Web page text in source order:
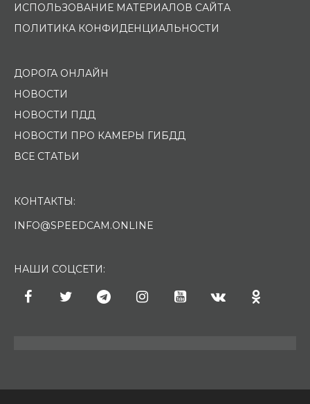
ИСПОЛЬЗОВАНИЕ МАТЕРИАЛОВ САЙТА
ПОЛИТИКА КОНФИДЕНЦИАЛЬНОСТИ
ДОРОГА ОНЛАЙН
НОВОСТИ
НОВОСТИ ПДД
НОВОСТИ ПРО КАМЕРЫ ГИБДД
ВСЕ СТАТЬИ
КОНТАКТЫ:
INFO@SPEEDCAM.ONLINE
НАШИ СОЦСЕТИ: